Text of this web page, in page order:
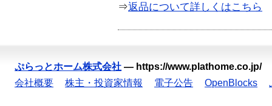
⇒返品について詳しくはこちら
ぷらっとホーム株式会社 — https://www.plathome.co.jp/
会社概要
株主・投資家情報 電子公告 OpenBlocks